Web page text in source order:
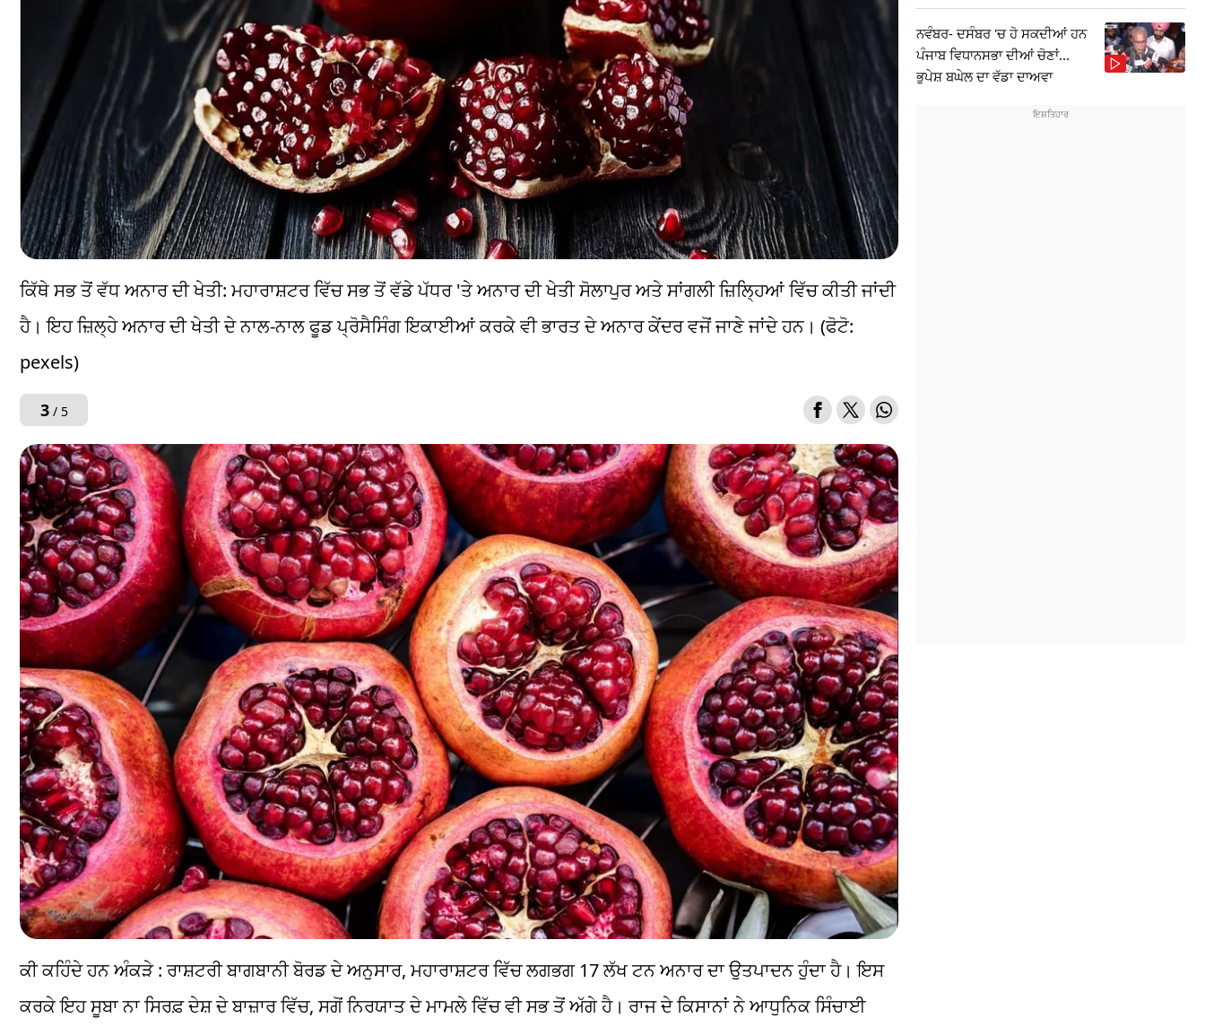
ਕਿੱਥੇ ਸਭ ਤੋਂ ਵੱਧ ਅਨਾਰ ਦੀ ਖੇਤੀ: ਮਹਾਰਾਸ਼ਟਰ ਵਿੱਚ ਸਭ ਤੋਂ ਵੱਡੇ ਪੱਧਰ 'ਤੇ ਅਨਾਰ ਦੀ ਖੇਤੀ ਸੋਲਾਪੁਰ ਅਤੇ ਸਾਂਗਲੀ ਜ਼ਿਲ੍ਹਿਆਂ ਵਿੱਚ ਕੀਤੀ ਜਾਂਦੀ
ਹੈ। ਇਹ ਜ਼ਿਲ੍ਹੇ ਅਨਾਰ ਦੀ ਖੇਤੀ ਦੇ ਨਾਲ-ਨਾਲ ਫੂਡ ਪ੍ਰੋਸੈਸਿੰਗ ਇਕਾਈਆਂ ਕਰਕੇ ਵੀ ਭਾਰਤ ਦੇ ਅਨਾਰ ਕੇਂਦਰ ਵਜੋਂ ਜਾਣੇ ਜਾਂਦੇ ਹਨ। (ਫੋਟੋ:
pexels)
3/ 5
ਕੀ ਕਹਿੰਦੇ ਹਨ ਅੰਕੜੇ : ਰਾਸ਼ਟਰੀ ਬਾਗਬਾਨੀ ਬੋਰਡ ਦੇ ਅਨੁਸਾਰ, ਮਹਾਰਾਸ਼ਟਰ ਵਿੱਚ ਲਗਭਗ 17 ਲੱਖ ਟਨ ਅਨਾਰ ਦਾ ਉਤਪਾਦਨ ਹੁੰਦਾ ਹੈ। ਇਸ
ਕਰਕੇ ਇਹ ਸੂਬਾ ਨਾ ਸਿਰਫ਼ ਦੇਸ਼ ਦੇ ਬਾਜ਼ਾਰ ਵਿੱਚ, ਸਗੋਂ ਨਿਰਯਾਤ ਦੇ ਮਾਮਲੇ ਵਿੱਚ ਵੀ ਸਭ ਤੋਂ ਅੱਗੇ ਹੈ। ਰਾਜ ਦੇ ਕਿਸਾਨਾਂ ਨੇ ਆਧੁਨਿਕ ਸਿੰਚਾਈ
ਨਵੰਬਰ- ਦਸੰਬਰ 'ਚ ਹੋ ਸਕਦੀਆਂ ਹਨ
ਪੰਜਾਬ ਵਿਧਾਨਸਭਾ ਦੀਆਂ ਚੋਣਾਂ...
ਭੁਪੇਸ਼ ਬਘੇਲ ਦਾ ਵੱਡਾ ਦਾਅਵਾ